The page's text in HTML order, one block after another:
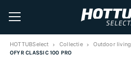
HOTTUBSelect Collectie Outdoor living
OFYR CLASSIC 100 PRO